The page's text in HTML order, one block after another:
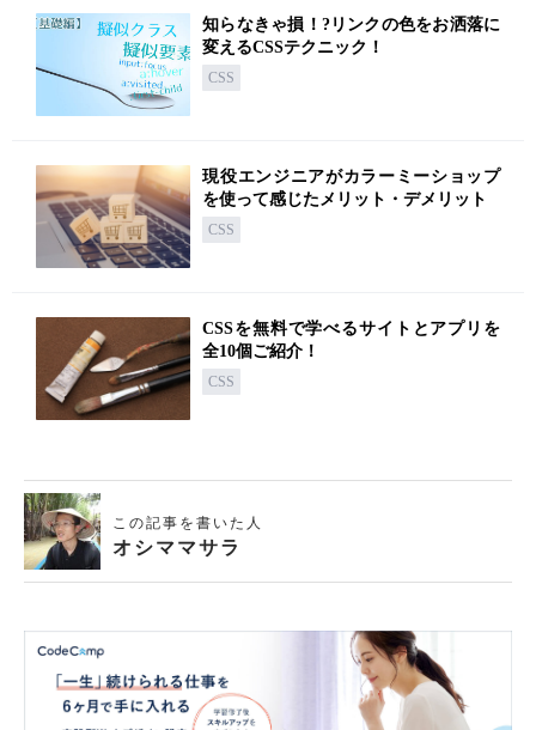
知らなきゃ損！?リンクの色をお洒落に
変えるCSSテクニック！
CSS
現役エンジニアがカラーミーショップ
を使って感じたメリット・デメリット
CSS
CSSを無料で学べるサイトとアプリを
全10個ご紹介！
CSS
この記事を書いた人
オシママサラ